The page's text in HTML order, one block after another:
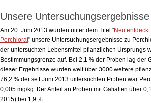
Unsere Untersuchungsergebnisse
Am 20. Juni 2013 wurden unter dem Titel "Neu
Perchlorat" unsere Untersuchungsergebnisse zu
der untersuchten Lebensmittel pflanzlichen Ursprungs
Bestimmungsgrenze auf. Bei 2,1 % der Proben lag der
dieser Ergebnisse wurden weit über 3000 weitere
76,2 % der seit Juni 2013 untersuchten Proben war
0,005 mg/kg. Der Anteil an Proben mit Gahalten über
2015) bei 1,9 %.